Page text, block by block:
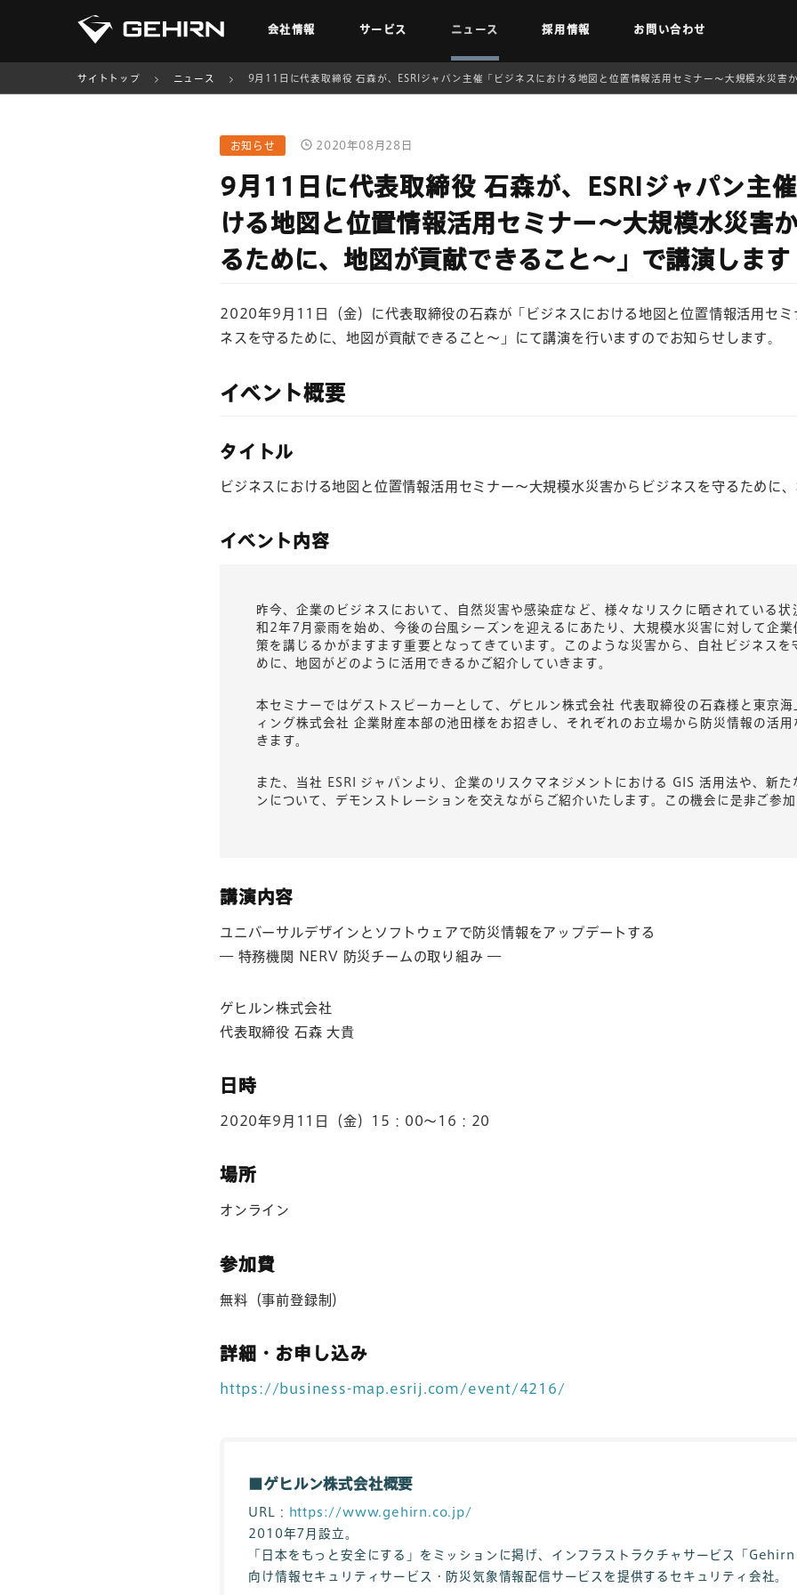
会社情報 サービス ニュース 採用情報 お問い合わせ
サイトトップ ニュース 9月11日に代表取締役 石森が、ESRIジャパン主催「ビジネスにおける地図と位置情報活用セミナー～大規模水災害
お知らせ 2020年08月28日
9月11日に代表取締役 石森が、ESRIジャパン主
ける地図と位置情報活用セミナー～大規模水災害
るために、地図が貢献できること～」で講演します
2020年9月11日（金）に代表取締役の石森が「ビジネスにおける地図と位置情報活用セミ
ネスを守るために、地図が貢献できること～」にて講演を行いますのでお知らせします。
イベント概要
タイトル
ビジネスにおける地図と位置情報活用セミナー～大規模水災害からビジネスを守るために
イベント内容
昨今、企業のビジネスにおいて、自然災害や感染症など、様々なリスクに晒されている状
和2年7月豪雨を始め、今後の台風シーズンを迎えるにあたり、大規模水災害に対して企業
策を講じるかがますます重要となってきています。このような災害から、自社ビジネスを
めに、地図がどのように活用できるかご紹介していきます。
本セミナーではゲストスピーカーとして、ゲヒルン株式会社 代表取締役の石森様と東京海
ィング株式会社 企業財産本部の池田様をお招きし、それぞれのお立場から防災情報の活
きます。
また、当社 ESRI ジャパンより、企業のリスクマネジメントにおける GIS 活用法や、新た
ンについて、デモンストレーションを交えながらご紹介いたします。この機会に是非ご参加
講演内容
ユニバーサルデザインとソフトウェアで防災情報をアップデートする
― 特務機関 NERV 防災チームの取り組み ―
ゲヒルン株式会社
代表取締役 石森 大貴
日時
2020年9月11日（金）15：00～16：20
場所
オンライン
参加費
無料（事前登録制）
詳細・お申し込み
https://business-map.esrij.com/event/4216/
■ゲヒルン株式会社概要
URL：
https://www.gehirn.co.jp/
2010年7月設立。
「日本をもっと安全にする」をミッションに掲げ、インフラストラクチャサービス「
向け情報セキュリティサービス・防災気象情報配信サービスを提供するセキュリティ会社。